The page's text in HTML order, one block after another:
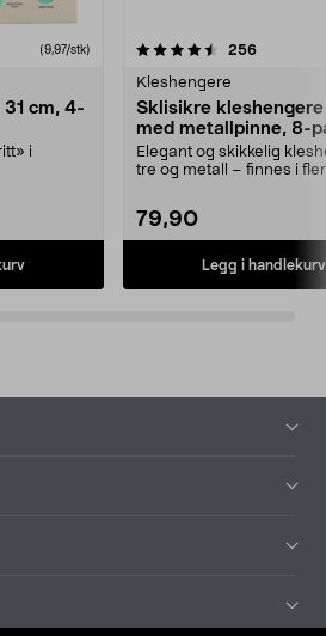
(9,97/stk)
cm, 4-
i
256
Kleshengere
Sklisikre
med metallpinne, 8-
Elegant og skikkelig
tre og metall – finnes i
79,90
Legg i handlekurv
4.5av 5 stjerner